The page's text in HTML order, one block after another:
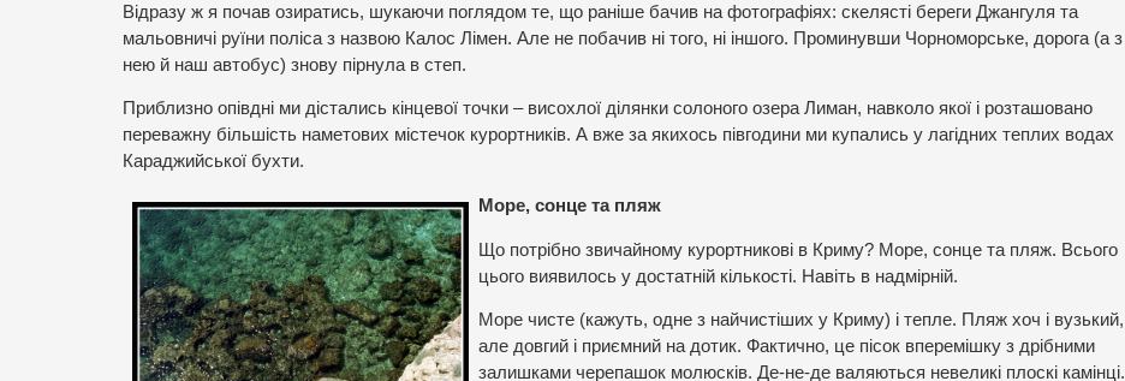
Відразу ж я почав озиратись, шукаючи поглядом те, що раніше бачив на фотографіях: скелясті береги Джангуля та
мальовничі руїни поліса з назвою Калос Лімен. Але не побачив ні того, ні іншого. Проминувши Чорноморське, дорога (а з
нею й наш автобус) знову пірнула в степ.
Приблизно опівдні ми дістались кінцевої точки – висохлої ділянки солоного озера Лиман, навколо якої і розташовано
переважну більшість наметових містечок курортників. А вже за якихось півгодини ми купались у лагідних теплих водах
Караджийської бухти.
Море, сонце та пляж
Що потрібно звичайному курортникові в Криму? Море, сонце та пляж. Всього
цього виявилось у достатній кількості. Навіть в надмірній.
Море чисте (кажуть, одне з найчистіших у Криму) і тепле. Пляж хоч і вузький,
але довгий і приємний на дотик. Фактично, це пісок вперемішку з дрібними
залишками черепашок молюсків. Де-не-де валяються невеликі плоскі камінці.